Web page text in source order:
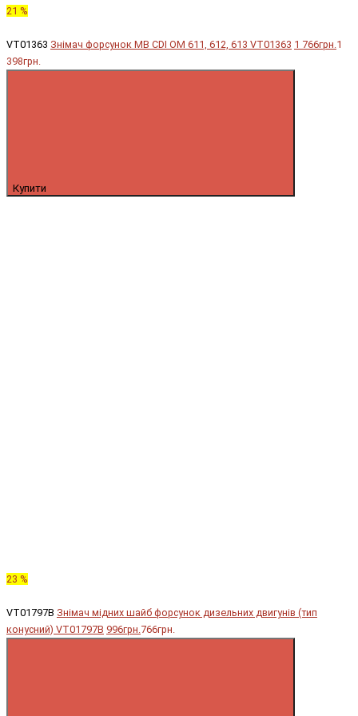
21 %
VT01363 Знімач форсунок MB CDI OM 611, 612, 613 VT01363 1 766грн.1
398грн.
Купити
23 %
VT01797B Знімач мідних шайб форсунок дизельних двигунів (тип
конусний) VT01797B 996грн.766грн.